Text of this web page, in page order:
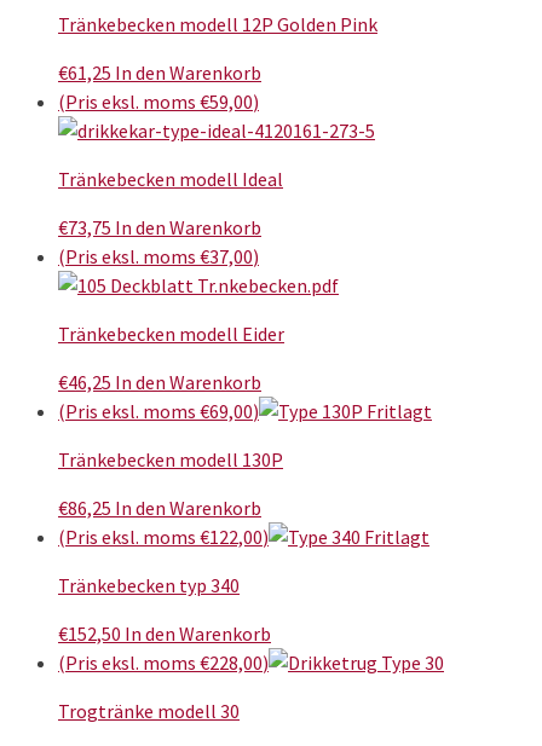
Tränkebecken modell 12P Golden Pink
€61,25 In den Warenkorb
(Pris eksl. moms €59,00)
Tränkebecken modell Ideal
€73,75 In den Warenkorb
(Pris eksl. moms €37,00)
Tränkebecken modell Eider
€46,25 In den Warenkorb
(Pris eksl. moms €69,00)
Tränkebecken modell 130P
€86,25 In den Warenkorb
(Pris eksl. moms €122,00)
Tränkebecken typ 340
€152,50 In den Warenkorb
(Pris eksl. moms €228,00)
Trogtränke modell 30